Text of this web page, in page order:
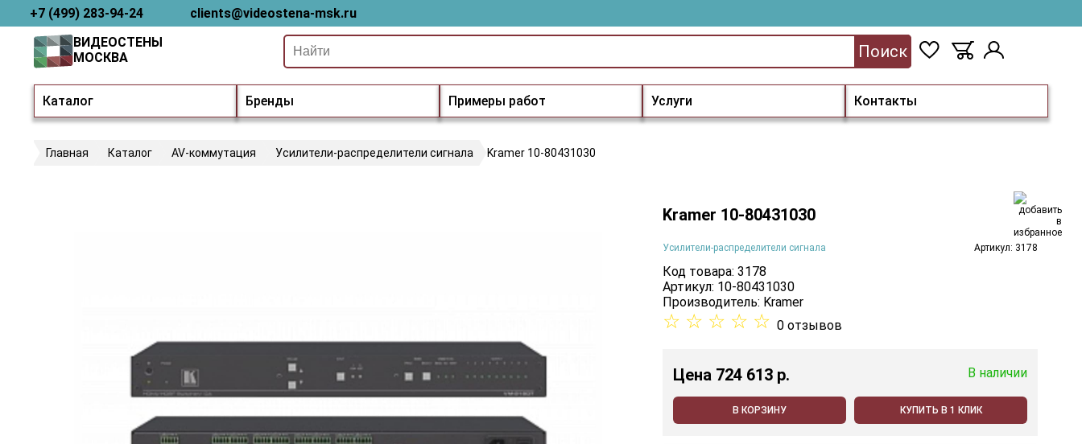
+7 (499) 283-94-24 clients@videostena-msk.ru
Каталог Бренды Примеры работ Услуги Контакты
ВИДЕОСТЕНЫ
МОСКВА
Поиск
Главная Каталог AV-коммутация Усилители-распределители сигнала Kramer 10-80431030
Kramer 10-80431030
Усилители-распределители сигнала Артикул: 3178
Код товара: 3178
Артикул: 10-80431030
Производитель: Kramer
☆ ☆ ☆ ☆ ☆ 0 отзывов
Цена 724 613 p. В наличии
В КОРЗИНУ КУПИТЬ В 1 КЛИК